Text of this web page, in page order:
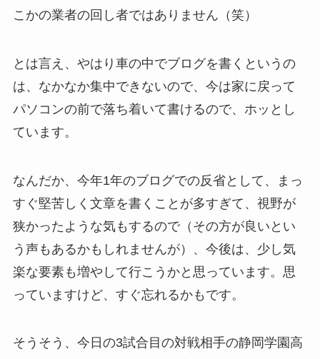
こかの業者の回し者ではありません（笑）
とは言え、やはり車の中でブログを書くというの
は、なかなか集中できないので、今は家に戻って
パソコンの前で落ち着いて書けるので、ホッとし
ています。
なんだか、今年1年のブログでの反省として、まっ
すぐ堅苦しく文章を書くことが多すぎて、視野が
狭かったような気もするので（その方が良いとい
う声もあるかもしれませんが）、今後は、少し気
楽な要素も増やして行こうかと思っています。思
っていますけど、すぐ忘れるかもです。
そうそう、今日の3試合目の対戦相手の静岡学園高